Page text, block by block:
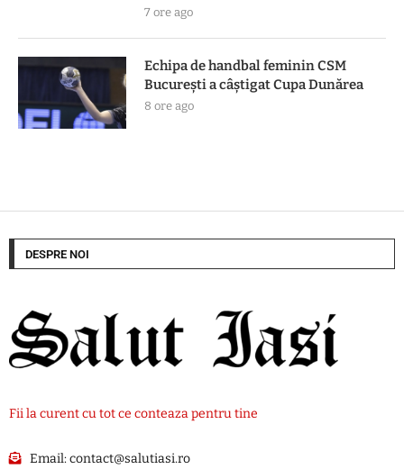
7 ore ago
Echipa de handbal feminin CSM
Bucureşti a câştigat Cupa Dunărea
8 ore ago
DESPRE NOI
Fii la curent cu tot ce conteaza pentru tine
Email:contact@salutiasi.ro